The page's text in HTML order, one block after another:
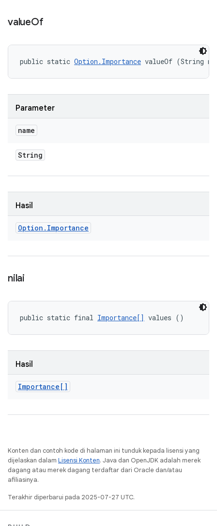
valueOf
public static Option.Importance valueOf (String
Parameter
name
String
Hasil
Option . Importance
nilai
public static final Importance[] values ()
Hasil
Importance[]
Konten dan contoh kode di halaman ini tunduk kepada lisensi yang
dijelaskan dalam Lisensi Konten. Java dan OpenJDK adalah merek
dagang atau merek dagang terdaftar dari Oracle dan/atau
afiliasinya.
Terakhir diperbarui pada 2025-07-27 UTC.